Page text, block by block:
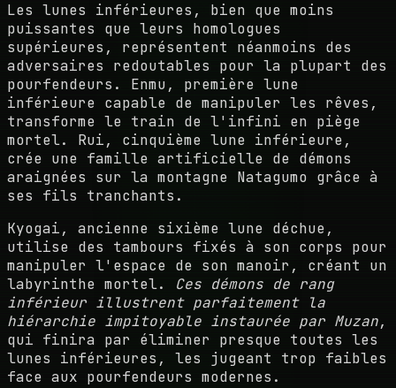
Les lunes inférieures, bien que moins
puissantes que leurs homologues
supérieures, représentent néanmoins des
adversaires redoutables pour la plupart des
pourfendeurs. Enmu, première lune
inférieure capable de manipuler les rêves,
transforme le train de l'infini en piège
mortel. Rui, cinquième lune inférieure,
crée une famille artificielle de démons
araignées sur la montagne Natagumo grâce à
ses fils tranchants.
Kyogai, ancienne sixième lune déchue,
utilise des tambours fixés à son corps pour
manipuler l'espace de son manoir, créant un
labyrinthe mortel. Ces démons de rang
inférieur illustrent parfaitement la
hiérarchie impitoyable instaurée par Muzan,
qui finira par éliminer presque toutes les
lunes inférieures, les jugeant trop faibles
face aux pourfendeurs modernes.